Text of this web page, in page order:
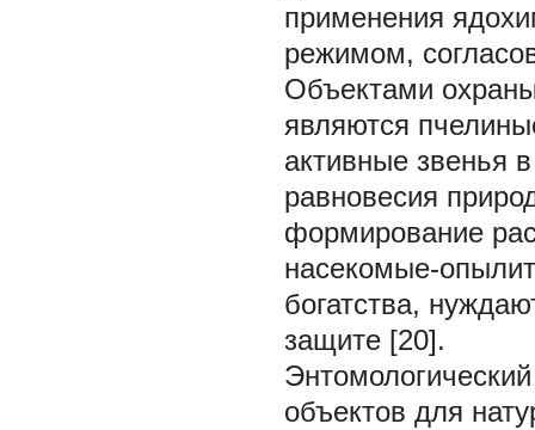
применения
режимом,
Объектами
являются
активные звенья
равновесия
формирование
насекомые-
богатства,
защите [20].
объектов для